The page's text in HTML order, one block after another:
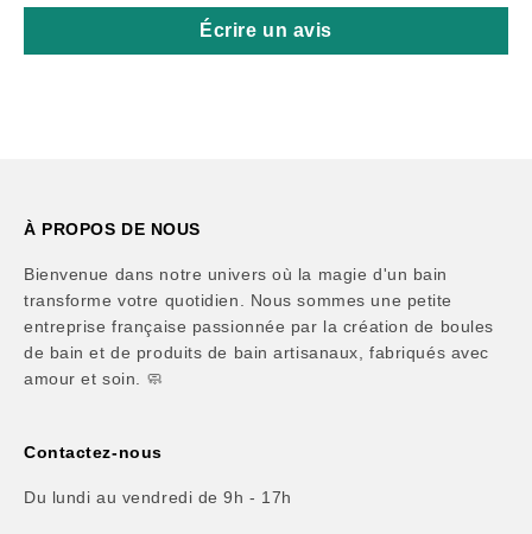
Écrire un avis
À PROPOS DE NOUS
Bienvenue dans notre univers où la magie d'un bain
transforme votre quotidien. Nous sommes une petite
entreprise française passionnée par la création de boules
de bain et de produits de bain artisanaux, fabriqués avec
amour et soin. 🧼
Contactez-nous
Du lundi au vendredi de 9h - 17h